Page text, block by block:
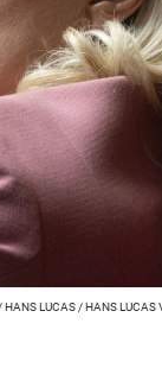
HANS LUCAS / HANS LUCAS